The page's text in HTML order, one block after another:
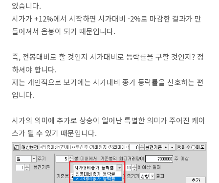
있습니다.
시가가 +12%에서 시작하면 시가대비 -2%로 마감한 결과가 만
들어져서 음봉이 되기 때문입니다.
즉, 전봉대비로 할 것인지 시가대비로 등락률을 구할 것인지? 정
하셔야 합니다.
저는 개인적으로 보기에는 시가대비 종가 등락률을 선호하는 편
입니다.
시가의 의미에 추가로 상승이 일어난 특별한 의미가 주어진 케이
스가 될 수 있기 때문입니다.